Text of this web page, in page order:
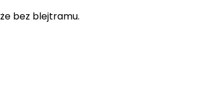
bez blejtramu.